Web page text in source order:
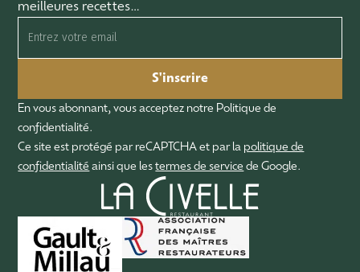
meilleures recettes…
S'inscrire
En vous abonnant, vous acceptez notre Politique de
confidentialité.
Ce site est protégé par reCAPTCHA et par la politique de
confidentialité ainsi que lestermes de service de Google.